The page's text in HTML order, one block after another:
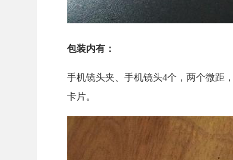
包装内有：
手机镜头夹、手机镜头4个，两个微距
卡片。